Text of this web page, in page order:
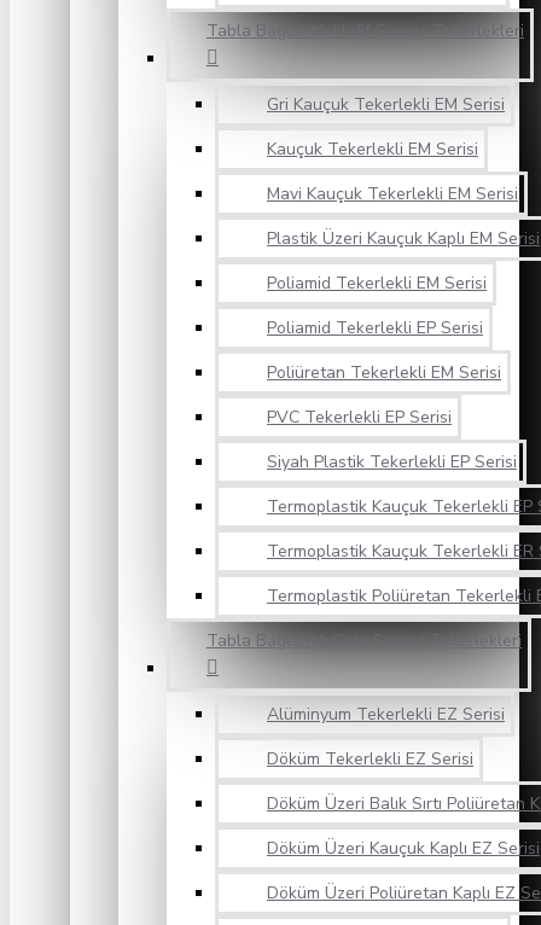
Tabla Bağlantılı Hafif Sanayi Tekerlekleri
Gri Kauçuk Tekerlekli EM Serisi
Kauçuk Tekerlekli EM Serisi
Mavi Kauçuk Tekerlekli EM Serisi
Plastik Üzeri Kauçuk Kaplı EM Serisi
Poliamid Tekerlekli EM Serisi
Poliamid Tekerlekli EP Serisi
Poliüretan Tekerlekli EM Serisi
PVC Tekerlekli EP Serisi
Siyah Plastik Tekerlekli EP Serisi
Termoplastik Kauçuk Tekerlekli EP
Termoplastik Kauçuk Tekerlekli ER
Termoplastik Poliüretan Tekerlekli
Tabla Bağlantılı Orta Sanayi Tekerlekleri
Alüminyum Tekerlekli EZ Serisi
Döküm Tekerlekli EZ Serisi
Döküm Üzeri Balık Sırtı Poliüretan
Döküm Üzeri Kauçuk Kaplı EZ Serisi
Döküm Üzeri Poliüretan Kaplı EZ